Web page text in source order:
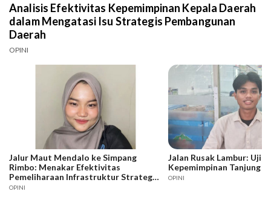
Analisis Efektivitas Kepemimpinan Kepala Daerah
dalam Mengatasi Isu Strategis Pembangunan
Daerah
OPINI
Jalur Maut Mendalo ke Simpang
Rimbo: Menakar Efektivitas
Pemeliharaan Infrastruktur Strategis
Jambi
OPINI
Jalan Rusak Lambur:
Kepemimpinan Tanjung
OPINI